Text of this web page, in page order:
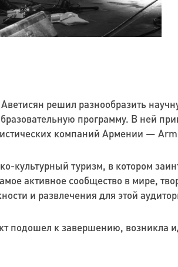
решил разнообразить
программу. В ней
компаний Армении —
культурный туризм, в котором
активное сообщество в мире,
и развлечения для этой
подошел к завершению,